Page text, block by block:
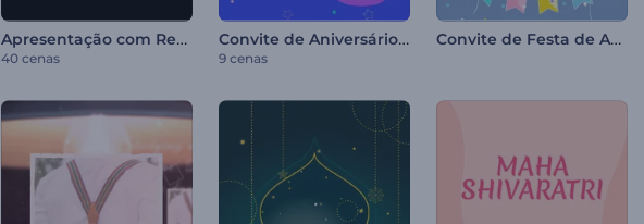
Apresentação com Respingos de Tinta
40 cenas
Convite de Aniversário Colorido
9 cenas
Convite de Festa de Aniversário